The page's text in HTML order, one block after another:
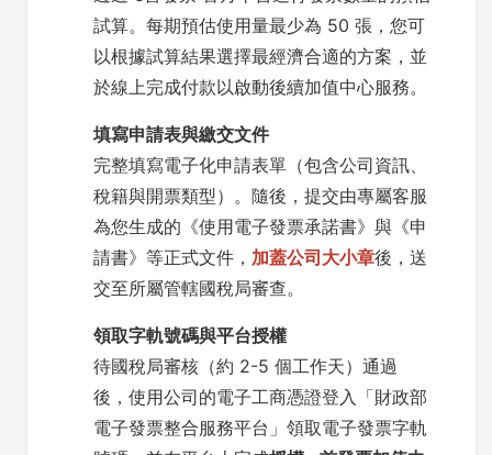
試算。每期預估使用量最少為 50 張，您可
以根據試算結果選擇最經濟合適的方案，並
於線上完成付款以啟動後續加值中心服務。
填寫申請表與繳交文件
完整填寫電子化申請表單（包含公司資訊、
稅籍與開票類型）。隨後，提交由專屬客服
為您生成的《使用電子發票承諾書》與《申
請書》等正式文件， 加蓋公司大小章後，送
交至所屬管轄國稅局審查。
領取字軌號碼與平台授權
待國稅局審核（約 2-5 個工作天）通過
後，使用公司的電子工商憑證登入「財政部
電子發票整合服務平台」領取電子發票字軌